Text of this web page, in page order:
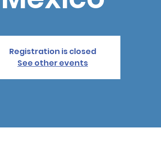
Registration is closed
See other events